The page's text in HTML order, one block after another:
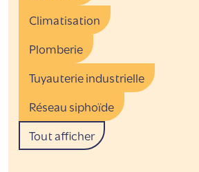
Climatisation
Plomberie
Tuyauterie industrielle
Réseau siphoïde
Tout afficher